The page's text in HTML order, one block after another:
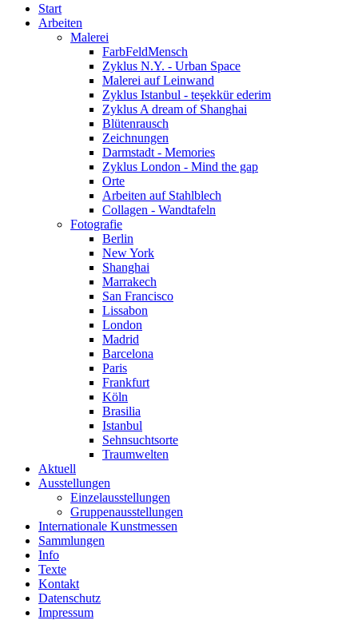
Start
Arbeiten
Malerei
FarbFeldMensch
Zyklus N.Y. - Urban Space
Malerei auf Leinwand
Zyklus Istanbul - teşekkür ederim
Zyklus A dream of Shanghai
Blütenrausch
Zeichnungen
Darmstadt - Memories
Zyklus London - Mind the gap
Orte
Arbeiten auf Stahlblech
Collagen - Wandtafeln
Fotografie
Berlin
New York
Shanghai
Marrakech
San Francisco
Lissabon
London
Madrid
Barcelona
Paris
Frankfurt
Köln
Brasilia
Istanbul
Sehnsuchtsorte
Traumwelten
Aktuell
Ausstellungen
Einzelausstellungen
Gruppenausstellungen
Internationale Kunstmessen
Sammlungen
Info
Texte
Kontakt
Datenschutz
Impressum